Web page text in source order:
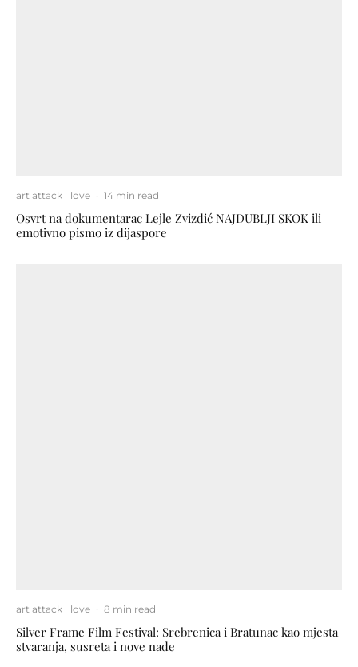
art attack love · 14 min read
Osvrt na dokumentarac Lejle Zvizdić NAJDUBLJI SKOK ili
emotivno pismo iz dijaspore
art attack love · 8 min read
Silver Frame Film Festival: Srebrenica i Bratunac kao mjesta
stvaranja, susreta i nove nade